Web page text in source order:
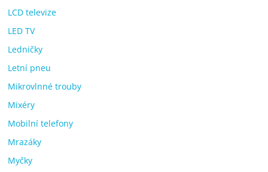
LCD televize
LED TV
Ledničky
Letní pneu
Mikrovlnné trouby
Mixéry
Mobilní telefony
Mrazáky
Myčky